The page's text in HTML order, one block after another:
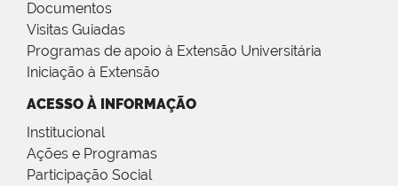
Documentos
Visitas Guiadas
Programas de apoio à Extensão Universitária
Iniciação à Extensão
ACESSO À INFORMAÇÃO
Institucional
Ações e Programas
Participação Social